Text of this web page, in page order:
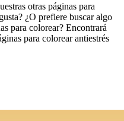
otras páginas para
¿O prefiere buscar algo
para colorear? Encontrará
para colorear antiestrés